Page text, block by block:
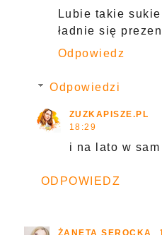
Lubie takie
ładnie się
Odpowiedz
Odpowiedzi
ZUZKAPISZE.PL
18:29
i na lato w
ODPOWIEDZ